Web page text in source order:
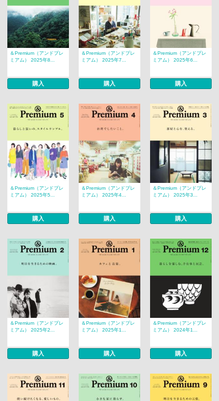
＆Premium（アンドプレ
ミアム） 2025年8...
購入
＆Premium（アンドプレ
ミアム） 2025年7...
購入
＆Premium（アンドプレ
ミアム） 2025年6...
購入
＆Premium（アンドプレ
ミアム） 2025年5...
購入
＆Premium（アンドプレ
ミアム） 2025年4...
購入
＆Premium（アンドプレ
ミアム） 2025年3...
購入
＆Premium（アンドプレ
ミアム） 2025年2...
購入
＆Premium（アンドプレ
ミアム） 2025年1...
購入
＆Premium（アンドプレ
ミアム） 2024年1...
購入